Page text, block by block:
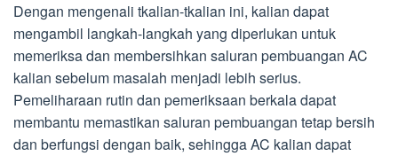
Dengan mengenali tkalian-tkalian ini, kalian dapat
mengambil langkah-langkah yang diperlukan untuk
memeriksa dan membersihkan saluran pembuangan AC
kalian sebelum masalah menjadi lebih serius.
Pemeliharaan rutin dan pemeriksaan berkala dapat
membantu memastikan saluran pembuangan tetap bersih
dan berfungsi dengan baik, sehingga AC kalian dapat